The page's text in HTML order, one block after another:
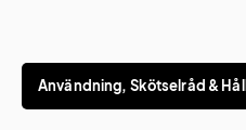
Användning, Skötselråd &